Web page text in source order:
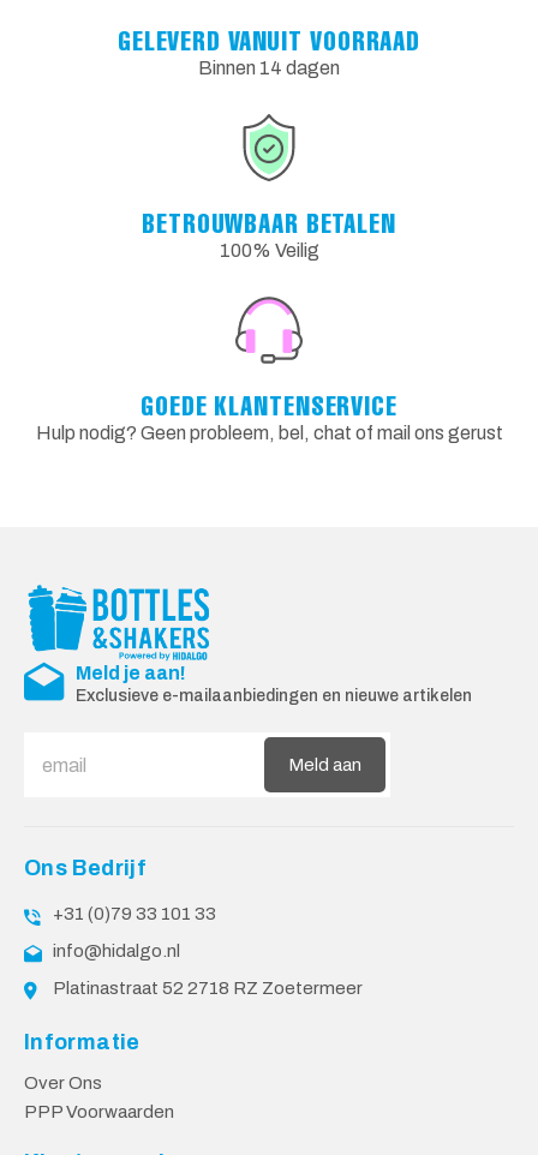
GELEVERD VANUIT VOORRAAD
Binnen 14 dagen
BETROUWBAAR BETALEN
100% Veilig
GOEDE KLANTENSERVICE
Hulp nodig? Geen probleem, bel, chat of mail ons gerust
Meld je aan!
Exclusieve e-mailaanbiedingen en nieuwe artikelen
Meld aan
Ons Bedrijf
+31 (0)79 33 101 33
info@hidalgo.nl
Platinastraat 52 2718 RZ Zoetermeer
Informatie
Over Ons
PPP Voorwaarden